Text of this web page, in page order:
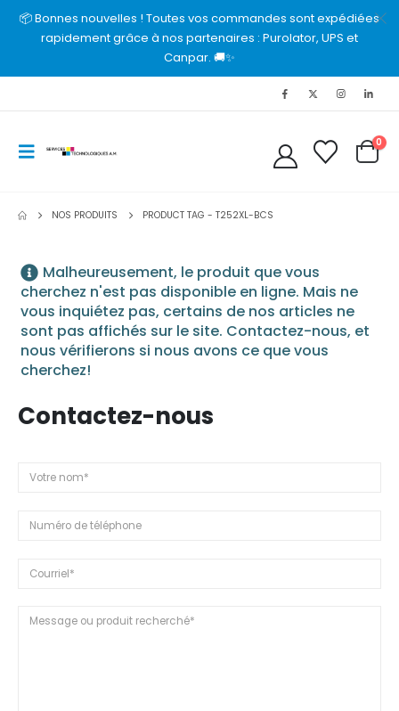
📦 Bonnes nouvelles ! Toutes vos commandes sont expédiées
rapidement grâce à nos partenaires : Purolator, UPS et
Canpar. 🚚✨
0
NOS PRODUITS PRODUCT TAG -T252XL-BCS
Malheureusement, le produit que vous
cherchez n'est pas disponible en ligne. Mais ne
vous inquiétez pas, certains de nos articles ne
sont pas affichés sur le site. Contactez-nous, et
nous vérifierons si nous avons ce que vous
cherchez!
Contactez-nous